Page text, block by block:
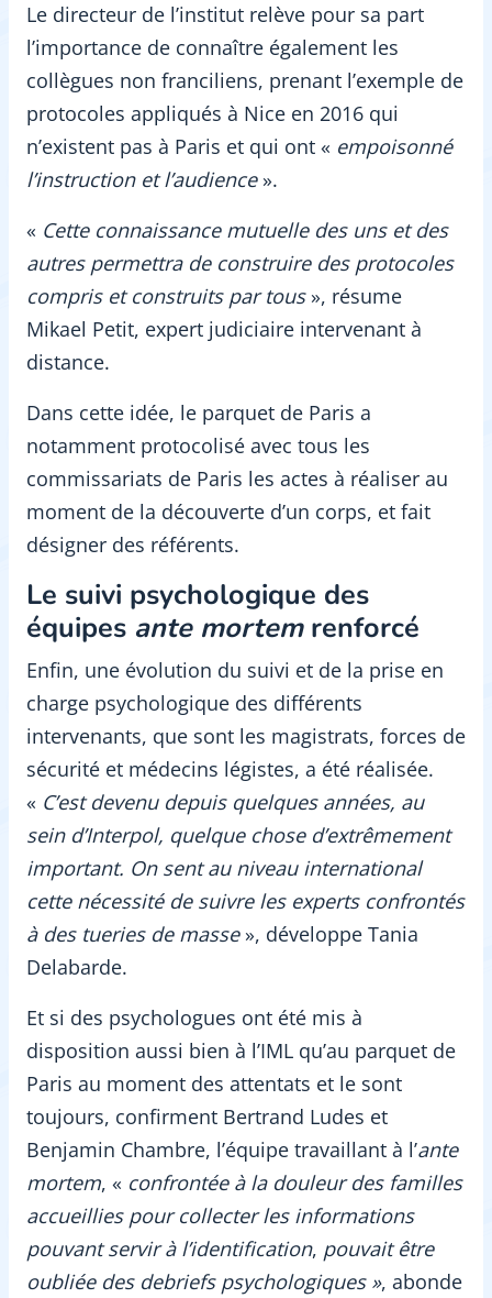
Le directeur de l’institut relève pour sa part
l’importance de connaître également les
collègues non franciliens, prenant l’exemple de
protocoles appliqués à Nice en 2016 qui
n’existent pas à Paris et qui ont « empoisonné
l’instruction et l’audience».
« Cette connaissance mutuelle des uns et des
autres permettra de construire des protocoles
compris et construits par tous», résume
Mikael Petit, expert judiciaire intervenant à
distance.
Dans cette idée, le parquet de Paris a
notamment protocolisé avec tous les
commissariats de Paris les actes à réaliser au
moment de la découverte d’un corps, et fait
désigner des référents.
Le suivi psychologique des
équipes ante mortemrenforcé
Enfin, une évolution du suivi et de la prise en
charge psychologique des différents
intervenants, que sont les magistrats, forces de
sécurité et médecins légistes, a été réalisée.
« C’est devenu depuis quelques années, au
sein d’Interpol, quelque chose d’extrêmement
important. On sent au niveau international
cette nécessité de suivre les experts confrontés
à des tueries de masse », développe Tania
Delabarde.
Et si des psychologues ont été mis à
disposition aussi bien à l’IML qu’au parquet de
Paris au moment des attentats et le sont
toujours, confirment Bertrand Ludes et
Benjamin Chambre, l’équipe travaillant à l’ante
mortem, « confrontée à la douleur des familles
accueillies pour collecter les informations
pouvant servir à l’identification, pouvait être
oubliée des debriefs psychologiques », abonde